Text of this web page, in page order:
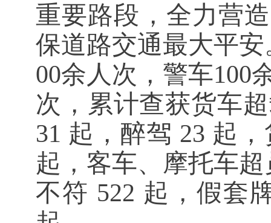
重要路段，全力营
保道路交通最大平
00余人次，警车100
次，累计查获货车
31 起，醉驾 23 起
起，客车、摩托车
不符 522 起，假套